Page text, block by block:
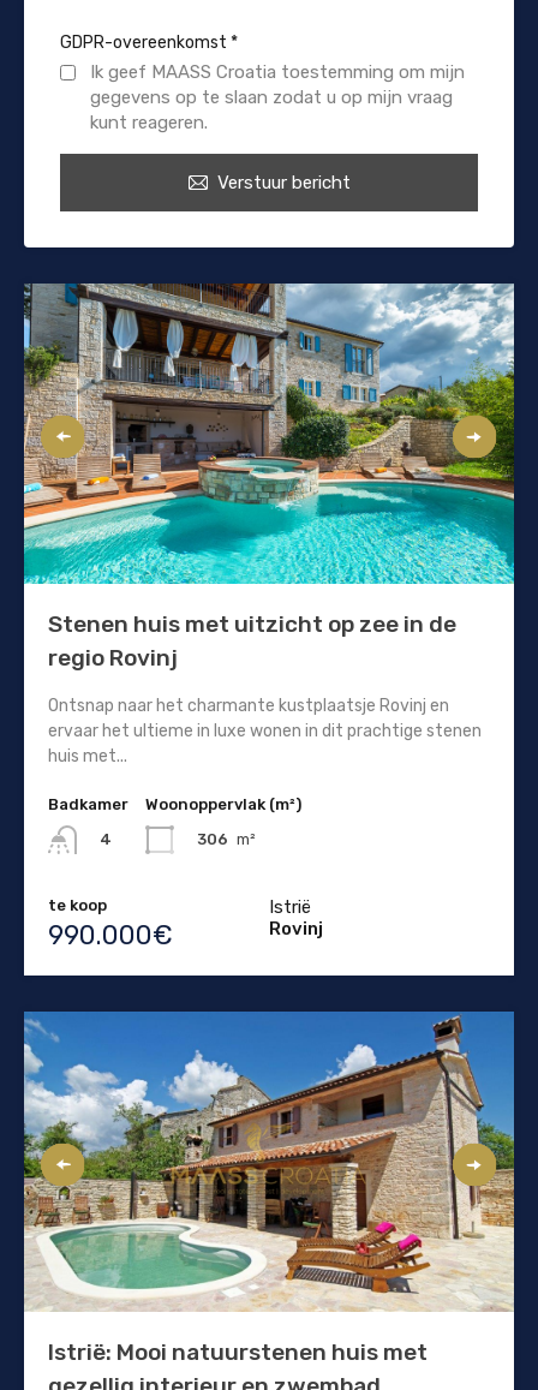
GDPR-overeenkomst *
Ik geef MAASS Croatia toestemming om mijn
gegevens op te slaan zodat u op mijn vraag
kunt reageren.
Verstuur bericht
Stenen huis met uitzicht op zee in de
regio Rovinj
Ontsnap naar het charmante kustplaatsje Rovinj en
ervaar het ultieme in luxe wonen in dit prachtige stenen
huis met...
Badkamer
4
Woonoppervlak (m²)
306 m²
te koop
990.000€
Istrië
Rovinj
Istrië: Mooi natuurstenen huis met